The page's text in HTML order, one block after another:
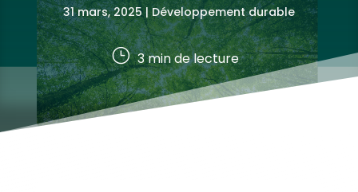
31 mars, 2025| Développement durable
} 3min de lecture